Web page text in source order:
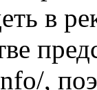
в
,